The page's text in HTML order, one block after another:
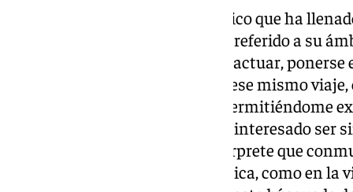
En su intervención ante el público que ha
Lagunillas, Rafael Martos se ha referido a su
“Cantar es en muchos sentidos actuar,
se canta y arrastrar al oyente a ese mismo
sido siempre mi mejor aliada, permitiéndome
constantemente. Nunca me ha interesado ser
siempre he buscado ser un intérprete que
sentimientos, porque en la música, como en la